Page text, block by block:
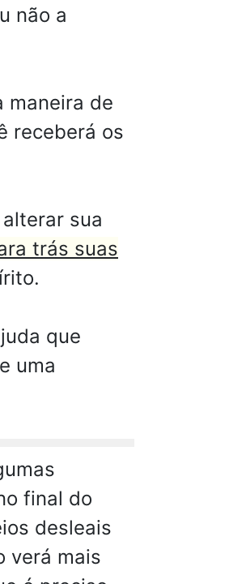
não a
maneira de
receberá os
sua
trás suas
que
uma
final do
desleais
verá mais